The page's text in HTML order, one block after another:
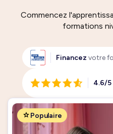
Commencez
formations
Financez votre
4.6/5
Populaire